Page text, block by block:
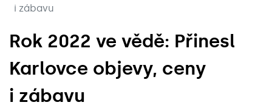
i zábavu
Rok 2022 ve vědě: Přinesl
Karlovce objevy, ceny
i zábavu